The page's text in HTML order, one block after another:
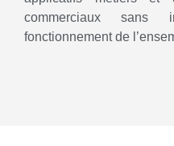
commerciaux
fonctionnement de